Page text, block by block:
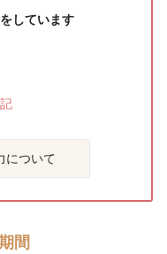
しています
記
について
間